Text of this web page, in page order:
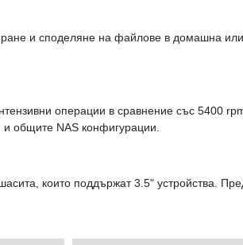
и споделяне на файлове в домашна
операции в сравнение със 5400
и общите NAS конфигурации.
които поддържат 3.5" устройства.